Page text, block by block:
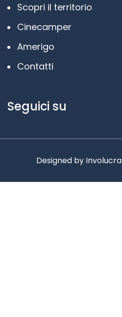
Scopri il territorio
Cinecamper
Amerigo
Contatti
Seguici su
Designed by Involucra